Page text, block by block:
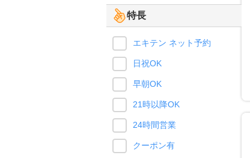
特長
エキテン ネット予約
日祝OK
早朝OK
21時以降OK
24時間営業
クーポン有